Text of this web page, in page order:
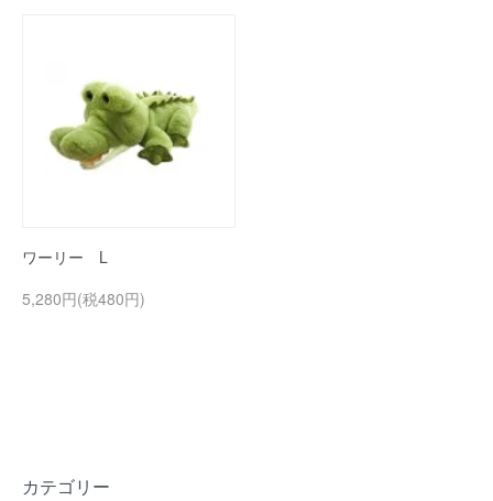
ワーリー L
5,280円(税480円)
カテゴリー